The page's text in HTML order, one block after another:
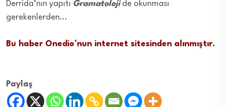
Derrida’nın yapıtı Gramatolojide okunması
gerekenlerden…
Bu haber Onedio’nun internet sitesinden alınmıştır.
Paylaş